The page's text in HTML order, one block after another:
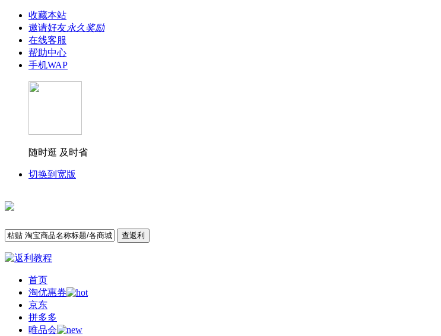
收藏本站
邀请好友永久奖励
在线客服
帮助中心
手机WAP
随时逛 及时省
切换到宽版
查返利
首页
淘优惠券
京东
拼多多
唯品会